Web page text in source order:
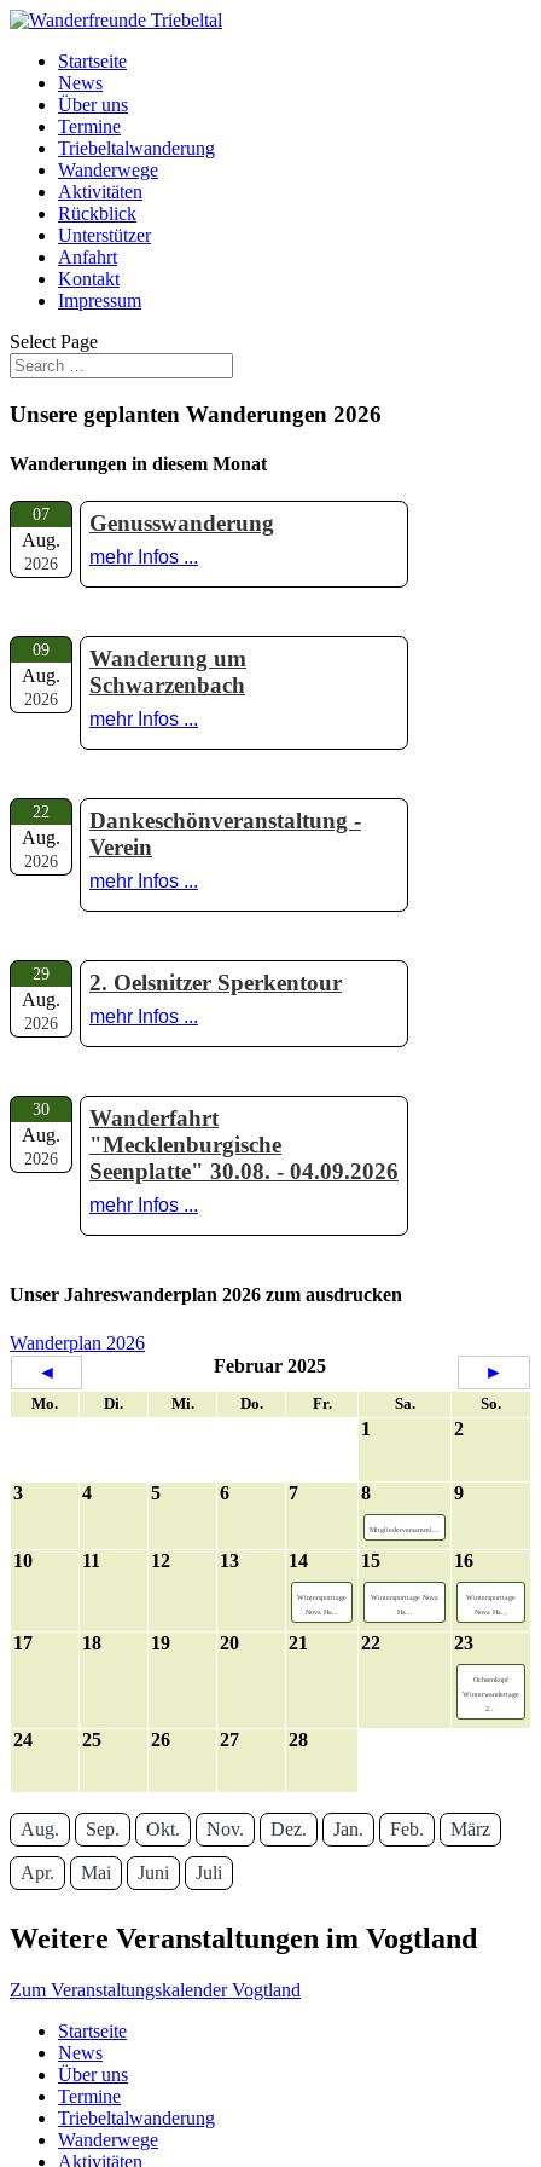
Startseite
News
Über uns
Termine
Triebeltalwanderung
Wanderwege
Aktivitäten
Rückblick
Unterstützer
Anfahrt
Kontakt
Impressum
Select Page
Unsere geplanten Wanderungen 2026
Wanderungen in diesem Monat
07
Aug.
2026
Genusswanderung
mehr Infos ...
09
Aug.
2026
Wanderung um
Schwarzenbach
mehr Infos ...
22
Aug.
2026
Dankeschönveranstaltung -
Verein
mehr Infos ...
29
Aug.
2026
2. Oelsnitzer Sperkentour
mehr Infos ...
30
Aug.
2026
Wanderfahrt
"Mecklenburgische
Seenplatte" 30.08. - 04.09.2026
mehr Infos ...
Unser Jahreswanderplan 2026 zum ausdrucken
Wanderplan 2026
◄
Februar 2025 ►
Mo. Di. Mi. Do. Fr. Sa. So.
1 2
3 4 5 6 7 8
Mitgliederversamml...
9
10 11 12 13 14
Wintersporttage
Nova Ha...
15
Wintersporttage Nova
Ha...
16
Wintersporttage
Nova Ha...
17 18 19 20 21 22 23
Ochsenkopf
Winterwandertage
2...
24 25 26 27 28
Aug. Sep. Okt. Nov. Dez. Jan. Feb. März
Apr. Mai Juni Juli
Weitere Veranstaltungen im Vogtland
Zum Veranstaltungskalender Vogtland
Startseite
News
Über uns
Termine
Triebeltalwanderung
Wanderwege
Aktivitäten